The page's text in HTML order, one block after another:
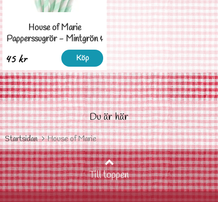
House of Marie
Papperssugrör - Mintgrön &
Vit Randiga
45 kr Köp
Du är här
Startsidan House of Marie
Till toppen